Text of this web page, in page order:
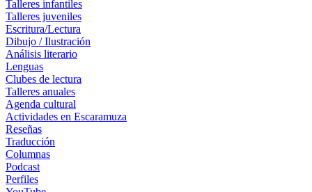
Talleres infantiles
Talleres juveniles
Escritura/Lectura
Dibujo / Ilustración
Análisis literario
Lenguas
Clubes de lectura
Talleres anuales
Agenda cultural
Actividades en Escaramuza
Reseñas
Traducción
Columnas
Podcast
Perfiles